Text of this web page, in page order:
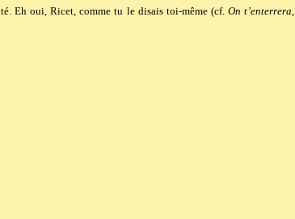
Eh oui, Ricet, comme tu le disais toi-même (cf. On t’enterrera,